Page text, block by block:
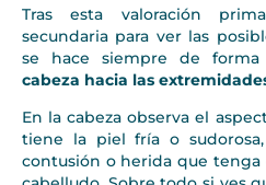
Tras esta valoración
secundaria para ver las
se hace siempre de forma
cabeza hacia las
En la cabeza observa el
tiene la piel fría o
contusión o herida que